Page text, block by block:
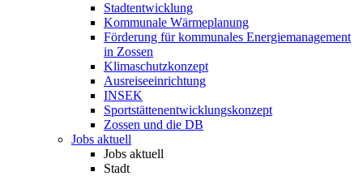
Stadtentwicklung
Kommunale Wärmeplanung
Förderung für kommunales Energiemanagement
in Zossen
Klimaschutzkonzept
Ausreiseeinrichtung
INSEK
Sportstättenentwicklungskonzept
Zossen und die DB
Jobs aktuell
Jobs aktuell
Stadt